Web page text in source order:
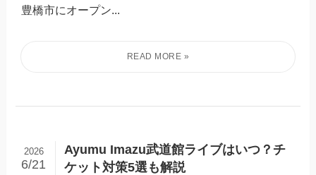
豊橋市にオープン...
Ayumu Imazu武道館ライブはいつ？チ
ケット対策5選も解説
2026
6/21